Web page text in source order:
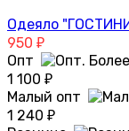
Одеяло
950 ₽
Опт
1 100 ₽
Малый опт
1 240 ₽